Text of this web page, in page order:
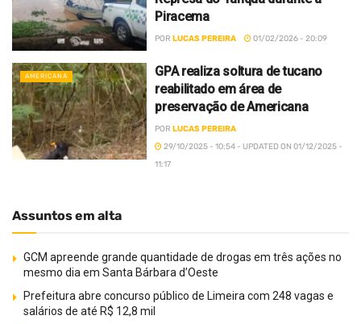
Piracema
POR LUCAS PEREIRA 01/02/2026 - 20:09
AMERICANA
GPA realiza soltura de tucano
reabilitado em área de
preservação de Americana
POR LUCAS PEREIRA
29/10/2025 - 10:54 - UPDATED ON 01/12/2025 -
11:17
Assuntos em alta
GCM apreende grande quantidade de drogas em três ações no
mesmo dia em Santa Bárbara d’Oeste
Prefeitura abre concurso público de Limeira com 248 vagas e
salários de até R$ 12,8 mil